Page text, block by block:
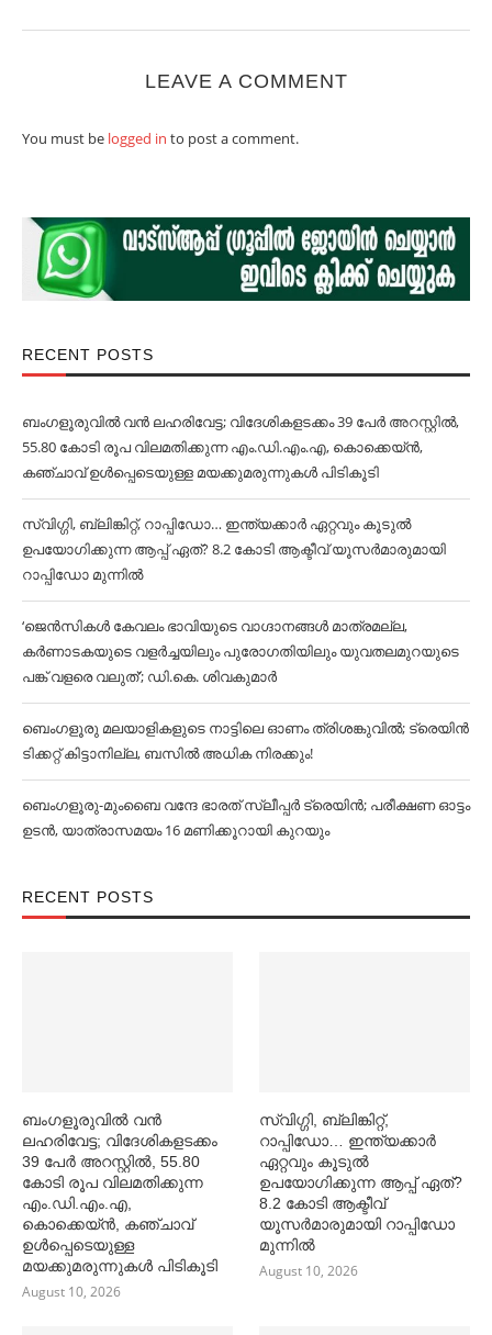
LEAVE A COMMENT
You must be logged in to post a comment.
RECENT POSTS
ബംഗളൂരുവില്‍ വൻ ലഹരിവേട്ട; വിദേശികളടക്കം 39 പേര്‍ അറസ്റ്റില്‍,
55.80 കോടി രൂപ വിലമതിക്കുന്ന എം.ഡി.എം.എ, കൊക്കെയ്ൻ,
കഞ്ചാവ് ഉള്‍പ്പെടെയുള്ള മയക്കുമരുന്നുകള്‍ പിടികൂടി
സ്വിഗ്ഗി, ബ്ലിങ്കിറ്റ്, റാപ്പിഡോ… ഇന്ത്യക്കാര്‍ ഏറ്റവും കൂടുല്‍
ഉപയോഗിക്കുന്ന ആപ്പ് ഏത്? 8.2 കോടി ആക്ടീവ് യൂസര്‍മാരുമായി
റാപ്പിഡോ മുന്നില്‍
‘ജെൻസികള്‍ കേവലം ഭാവിയുടെ വാഗ്ദാനങ്ങള്‍ മാത്രമല്ല,
കര്‍ണാടകയുടെ വളര്‍ച്ചയിലും പുരോഗതിയിലും യുവതലമുറയുടെ
പങ്ക് വളരെ വലുത്’; ഡി.കെ. ശിവകുമാര്‍
ബെംഗളൂരു മലയാളികളുടെ നാട്ടിലെ ഓണം ത്രിശങ്കുവില്‍; ട്രെയിൻ
ടിക്കറ്റ് കിട്ടാനില്ല, ബസില്‍ അധിക നിരക്കും!
ബെംഗളൂരു-മുംബൈ വന്ദേ ഭാരത് സ്ലീപ്പര്‍ ട്രെയിൻ; പരീക്ഷണ ഓട്ടം
ഉടൻ, യാത്രാസമയം 16 മണിക്കൂറായി കുറയും
RECENT POSTS
ബംഗളൂരുവില്‍ വൻ
ലഹരിവേട്ട; വിദേശികളടക്കം
39 പേര്‍ അറസ്റ്റില്‍, 55.80
കോടി രൂപ വിലമതിക്കുന്ന
എം.ഡി.എം.എ,
കൊക്കെയ്ൻ, കഞ്ചാവ്
ഉള്‍പ്പെടെയുള്ള
മയക്കുമരുന്നുകള്‍ പിടികൂടി
August 10, 2026
സ്വിഗ്ഗി, ബ്ലിങ്കിറ്റ്,
റാപ്പിഡോ… ഇന്ത്യക്കാര്‍
ഏറ്റവും കൂടുല്‍
ഉപയോഗിക്കുന്ന ആപ്പ് ഏത്?
8.2 കോടി ആക്ടീവ്
യൂസര്‍മാരുമായി റാപ്പിഡോ
മുന്നില്‍
August 10, 2026